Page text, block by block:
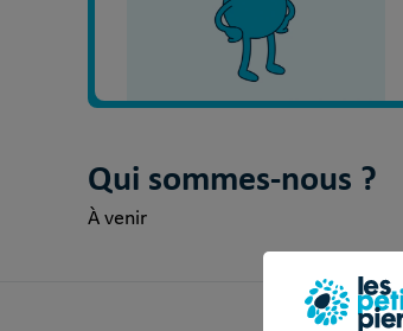
Qui sommes-nous ?
À venir